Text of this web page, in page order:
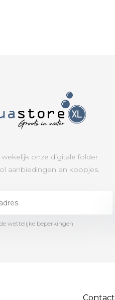
onze digitale folder
aanbiedingen en koopjes.
wettelijke beperkingen
Contact